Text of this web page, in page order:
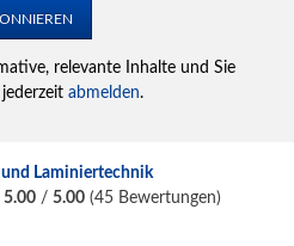
relevante Inhalte und Sie
abmelden.
und Laminiertechnik
5.00/ 5.00(45Bewertungen)